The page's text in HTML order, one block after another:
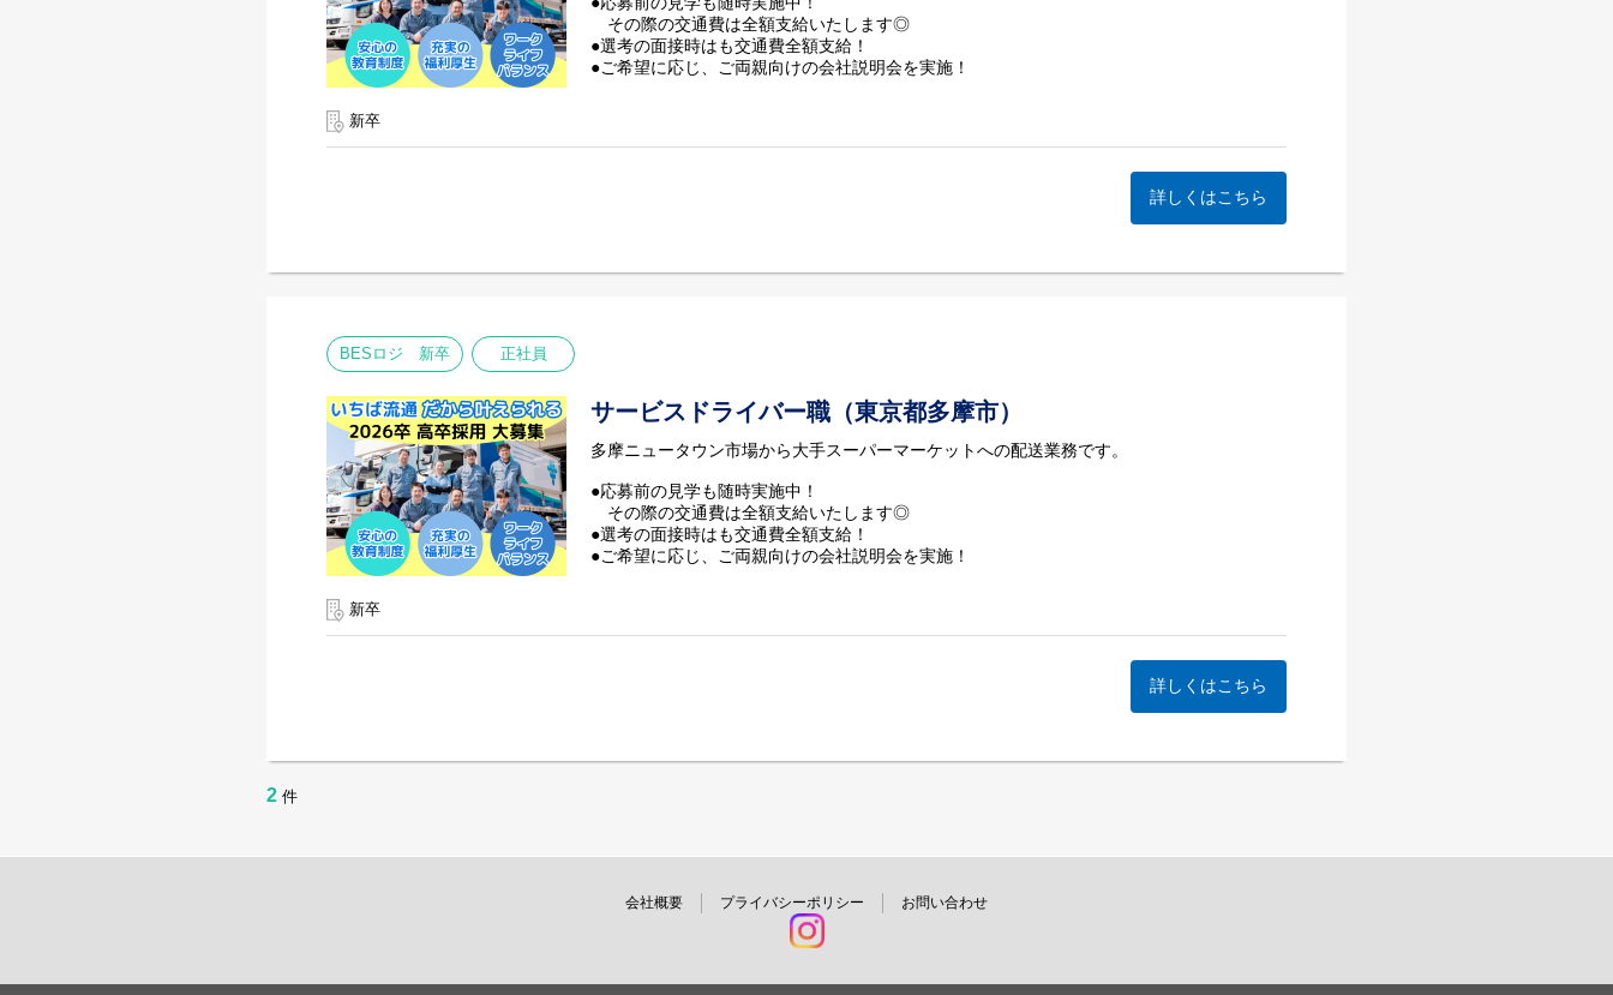
その際の交通費は全額支給いたします◎
●選考の面接時はも交通費全額支給！
●ご希望に応じ、ご両親向けの会社説明会を実施！
新卒
詳しくはこちら
BESロジ 新卒 正社員
サービスドライバー職（東京都多摩市）
多摩ニュータウン市場から大手スーパーマーケットへの配送業務です。
●応募前の見学も随時実施中！
その際の交通費は全額支給いたします◎
●選考の面接時はも交通費全額支給！
●ご希望に応じ、ご両親向けの会社説明会を実施！
新卒
詳しくはこちら
2 件
会社概要 プライバシーポリシー お問い合わせ